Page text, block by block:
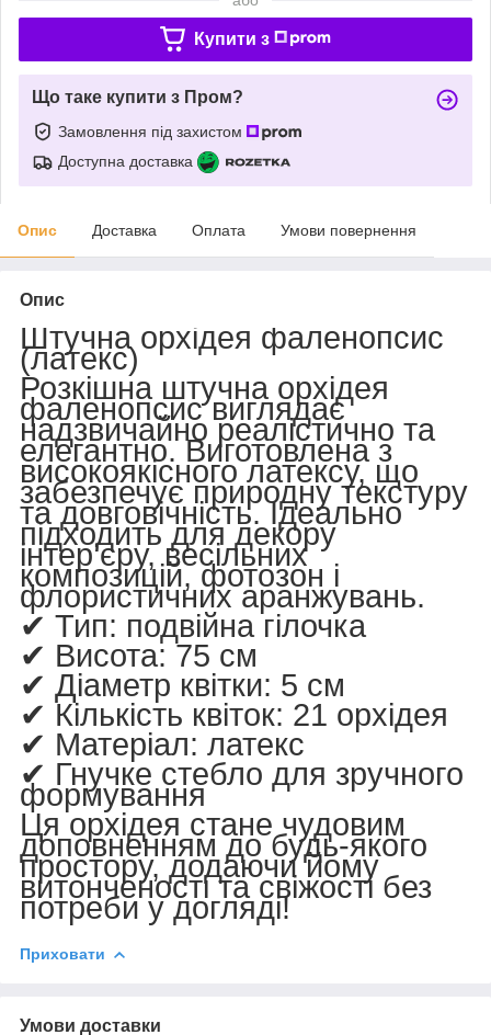
Купити з
Що таке купити з Пром?
Замовлення під захистом
Доступна доставка
Опис Доставка Оплата Умови повернення
Опис
Штучна орхідея фаленопсис
(латекс)
Розкішна штучна орхідея
фаленопсис виглядає
надзвичайно реалістично та
елегантно. Виготовлена з
високоякісного латексу, що
забезпечує природну текстуру
та довговічність. Ідеально
підходить для декору
інтер’єру, весільних
композицій, фотозон і
флористичних аранжувань.
✔ Тип: подвійна гілочка
✔ Висота: 75 см
✔ Діаметр квітки: 5 см
✔ Кількість квіток: 21 орхідея
✔ Матеріал: латекс
✔ Гнучке стебло для зручного
формування
Ця орхідея стане чудовим
доповненням до будь-якого
простору, додаючи йому
витонченості та свіжості без
потреби у догляді!
Приховати
Умови доставки